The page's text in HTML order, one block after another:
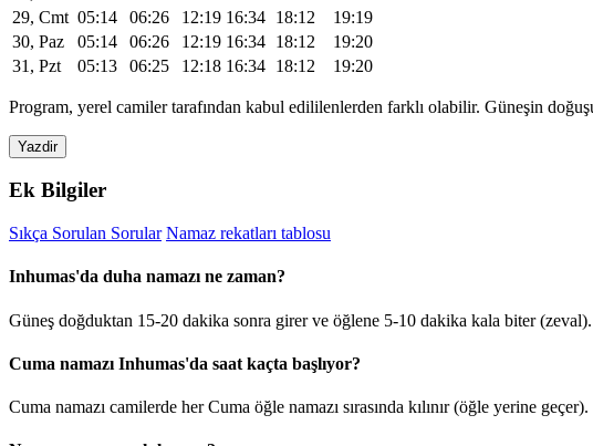
29, Cmt 05:14 06:26 12:19 16:34 18:12
19:19
30, Paz
05:14 06:26 12:19 16:34 18:12
19:20
31, Pzt
05:13 06:25 12:18 16:34 18:12 19:20
Program, yerel camiler tarafından kabul edililenlerden farklı olabilir. Güneşin
Yazdir
Ek Bilgiler
Sıkça Sorulan Sorular Namaz rekatları tablosu
Inhumas'da duha namazı ne zaman?
Güneş doğduktan 15-20 dakika sonra girer ve öğlene 5-10 dakika kala biter
Cuma namazı Inhumas'da saat kaçta başlıyor?
Cuma namazı camilerde her Cuma öğle namazı sırasında kılınır (öğle yerine geçer).